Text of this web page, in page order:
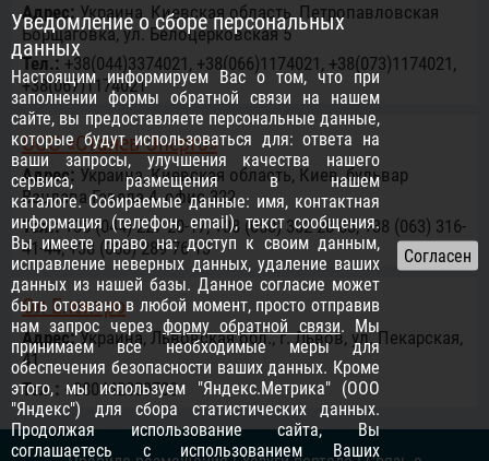
Адрес:Украина, Киевская область, Петропавловская
Борщаговка, ул. Белоцерковская 5
Тел.: +38(044)3374021, +38(066)1174021, +38(073)1174021,
+38(067)1174021
ООО «Сталев-Энерго»
Адрес: Украина, Киевская область, Киев, бульвар
Вацлава Гавела 4, офис 322
Тел.:+38 (044) 227-20-17, +38 (050) 302-28-83, +38 (063) 316-
41-44, +38 (068) 289-76-13
Ол Електро
Адрес:Украина, Львовская обл., г. Львов, ул. Пекарская,
41
Тел.: +380442339703
Уведомление о сборе персональных
данных
Настоящим информируем Вас о том, что при
заполнении формы обратной связи на нашем
сайте, вы предоставляете персональные данные,
которые будут использоваться для: ответа на
ваши запросы, улучшения качества нашего
сервиса, размещения в нашем
каталоге. Собираемые данные: имя, контактная
информация (телефон, email), текст сообщения.
Вы имеете право на: доступ к своим данным,
исправление неверных данных, удаление ваших
данных из нашей базы. Данное согласие может
быть отозвано в любой момент, просто отправив
нам запрос черезформу обратной связи. Мы
принимаем все необходимые меры для
обеспечения безопасности ваших данных. Кроме
этого, мы используем "Яндекс.Метрика" (ООО
"Яндекс") для сбора статистических данных.
Продолжая использование сайта, Вы
соглашаетесь с использованием Ваших